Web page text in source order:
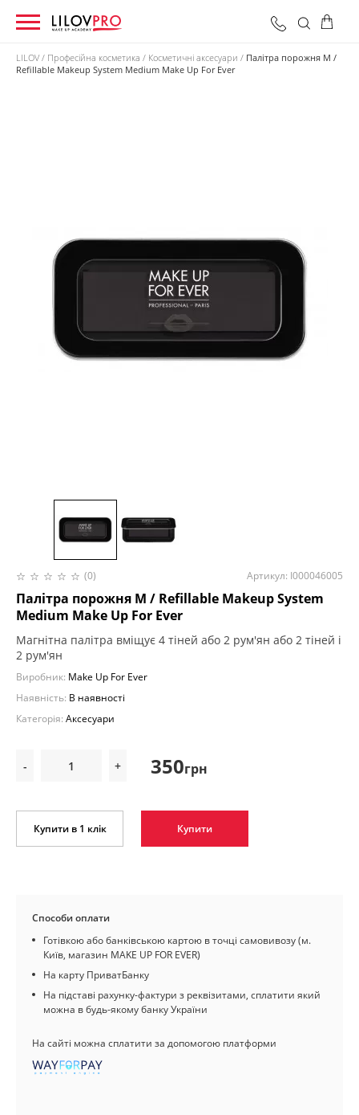
LILOV Професійна косметика Косметичні аксесуари
Палітра порожня M /
Refillable Makeup System Medium Make Up For Ever
(0) Артикул: I000046005
Палітра порожня M / Refillable Makeup System
Medium Make Up For Ever
Магнітна палітра вміщує 4 тіней або 2 рум'ян або 2 тіней і
2 рум'ян
Виробник: Make Up For Ever
Наявність: В наявності
Категорія: Аксесуари
- + 350грн
Купити в 1 клік Купити
Способи оплати
Готівкою або банківською картою в точці самовивозу (м.
Київ, магазин MAKE UP FOR EVER)
На карту ПриватБанку
На підставі рахунку-фактури з реквізитами, сплатити який
можна в будь-якому банку України
На сайті можна сплатити за допомогою платформи